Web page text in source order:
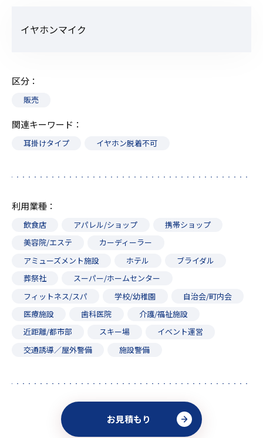
イヤホンマイク
区分
販売
関連キーワード
耳掛けタイプ イヤホン脱着不可
利用業種
飲食店 アパレル/ショップ
携帯ショップ
美容院/エステ
カーディーラー
アミューズメント施設
ホテル
ブライダル
葬祭社
スーパー/ホームセンター
フィットネス/スパ
学校/幼稚園
自治会/町内会
医療施設
歯科医院
介護/福祉施設
近距離/都市部
スキー場
イベント運営
交通誘導／屋外警備
施設警備
お見積もり